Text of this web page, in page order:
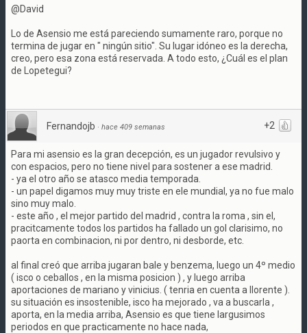
@David
Lo de Asensio me está pareciendo sumamente raro, porque no
termina de jugar en " ningún sitio". Su lugar idóneo es la derecha,
creo, pero esa zona está reservada. A todo esto, ¿Cuál es el plan
de Lopetegui?
+2
Fernandojb · hace 409 semanas
Para mi asensio es la gran decepción, es un jugador revulsivo y
con espacios, pero no tiene nivel para sostener a ese madrid.
- ya el otro año se atasco media temporada.
- un papel digamos muy muy triste en ele mundial, ya no fue malo
sino muy malo.
- este año , el mejor partido del madrid , contra la roma , sin el,
pracitcamente todos los partidos ha fallado un gol clarisimo, no
paorta en combinacion, ni por dentro, ni desborde, etc.
al final creó que arriba jugaran bale y benzema, luego un 4º medio
( isco o ceballos , en la misma posicion ) , y luego arriba
aportaciones de mariano y vinicius. ( tenria en cuenta a llorente ).
su situación es insostenible, isco ha mejorado , va a buscarla ,
aporta, en la media arriba, Asensio es que tiene largusimos
periodos en que practicamente no hace nada,